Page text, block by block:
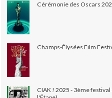
Cérémonie des Oscars
Champs-Élysées Film
CIAK ! 2025 - 3ème